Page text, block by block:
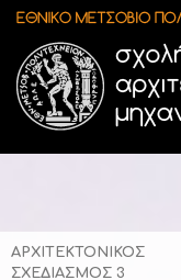
Παράκαμψη προς το κυρίως
ΑΡΧΙΤΕΚΤΟΝΙΚΟΣ
ΣΧΕΔΙΑΣΜΟΣ 3